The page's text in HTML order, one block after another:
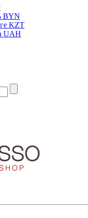
BYN
KZT
UAH